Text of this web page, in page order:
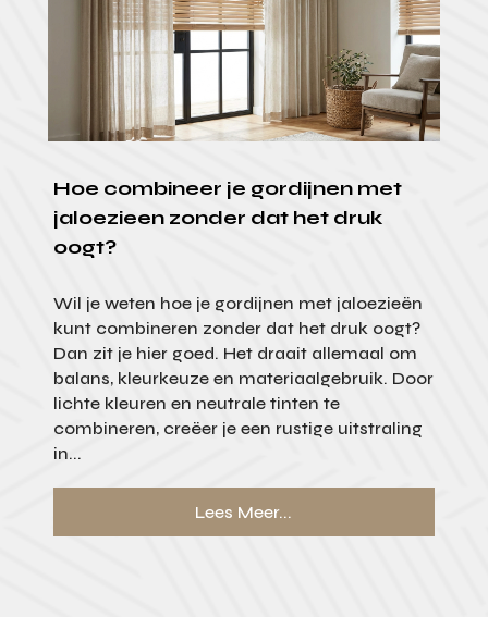
Hoe combineer je gordijnen met
jaloezieen zonder dat het druk
oogt?
Wil je weten hoe je gordijnen met jaloezieën
kunt combineren zonder dat het druk oogt?
Dan zit je hier goed. Het draait allemaal om
balans, kleurkeuze en materiaalgebruik. Door
lichte kleuren en neutrale tinten te
combineren, creëer je een rustige uitstraling
in...
Lees Meer...